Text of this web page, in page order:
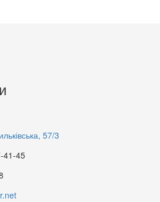
57/3
41-45